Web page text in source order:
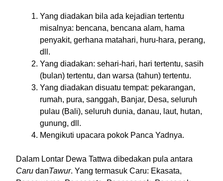
Yang diadakan bila ada kejadian tertentu
misalnya: bencana, bencana alam, hama
penyakit, gerhana matahari, huru-hara, perang,
dll.
Yang diadakan: sehari-hari, hari tertentu, sasih
(bulan) tertentu, dan warsa (tahun) tertentu.
Yang diadakan disuatu tempat: pekarangan,
rumah, pura, sanggah, Banjar, Desa, seluruh
pulau (Bali), seluruh dunia, danau, laut, hutan,
gunung, dll.
Mengikuti upacara pokok Panca Yadnya.
Dalam Lontar Dewa Tattwa dibedakan pula antara
Caru danTawur. Yang termasuk Caru: Ekasata,